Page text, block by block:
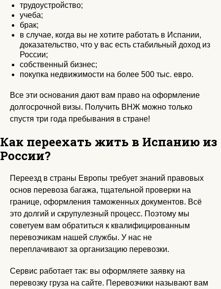
трудоустройство;
учеба;
брак;
в случае, когда вы не хотите работать в Испании,
доказательство, что у вас есть стабильный доход из
России;
собственный бизнес;
покупка недвижимости на более 500 тыс. евро.
Все эти основания дают вам право на оформление
долгосрочной визы. Получить ВНЖ можно только
спустя три года пребывания в стране!
Как переехать жить в Испанию из
России?
Переезд в страны Европы требует знаний правовых
основ перевоза багажа, тщательной проверки на
границе, оформления таможенных документов. Всё
это долгий и скрупулезный процесс. Поэтому мы
советуем вам обратиться к квалифицированным
перевозчикам нашей службы. У нас не
переплачивают за организацию перевозки.
Сервис работает так: вы оформляете заявку на
перевозку груза на сайте. Перевозчики называют вам